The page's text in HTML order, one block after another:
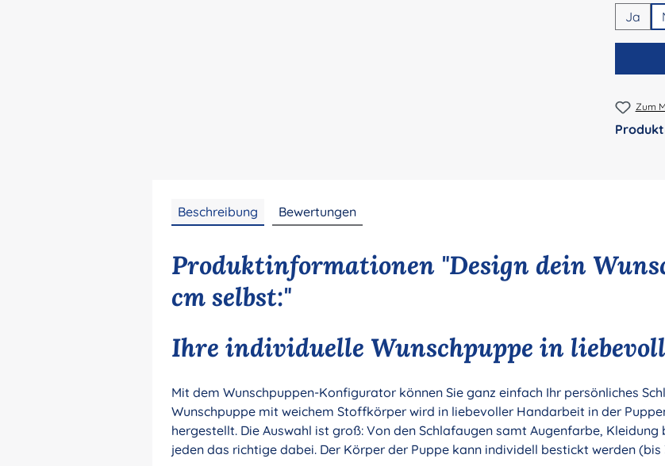
Ja
Zum
Beschreibung Bewertungen
Produktinformationen "Design dein
cm selbst:"
Ihre individuelle Wunschpuppe in
Mit dem Wunschpuppen-Konfigurator können Sie ganz einfach Ihr persönliches
Wunschpuppe mit weichem Stoffkörper wird in liebevoller Handarbeit in der
hergestellt. Die Auswahl ist groß: Von den Schlafaugen samt Augenfarbe,
jeden das richtige dabei. Der Körper der Puppe kann individell bestickt werden (bis